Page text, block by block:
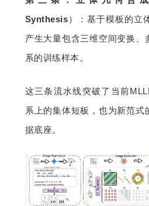
Synthesis）：基于模板的立
产生大量包含三维空间变换、
系的训练样本。
这三条流水线突破了当前
系上的集体短板，也为新范式
据底座。